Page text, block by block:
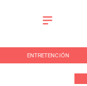
ENTRETENCIÓN